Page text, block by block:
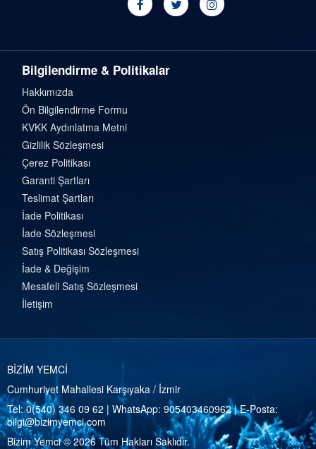
Bilgilendirme & Politikalar
Hakkımızda
Ön Bilgilendirme Formu
KVKK Aydınlatma Metni
Gizlilik Sözleşmesi
Çerez Politikası
Garanti Şartları
Teslimat Şartları
İade Politikası
İade Sözleşmesi
Satış Politikası Sözleşmesi
İade & Değişim
Mesafeli Satış Sözleşmesi
İletişim
BİZİM YEMCİ
Cumhuriyet Mahallesi Karşıyaka / İzmir
Tel:0(540) 346 09 62 | WhatsApp: 905403460962| E-Posta:
bilgi@bizimyemci.com
Bizim Yemci © 2026 Tüm Hakları Saklıdır.